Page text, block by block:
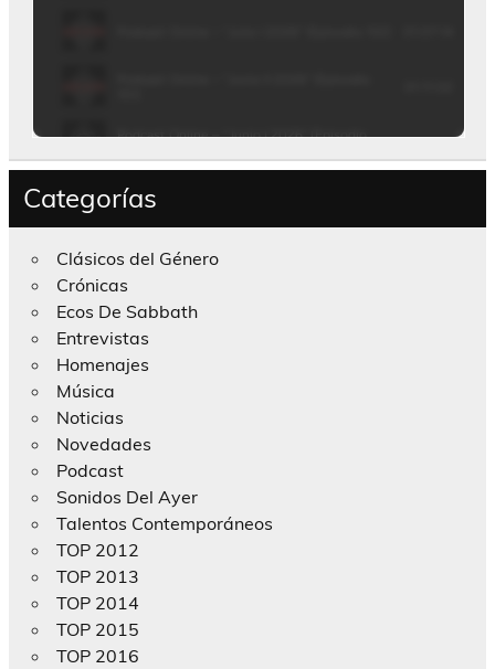
Categorías
Clásicos del Género
Crónicas
Ecos De Sabbath
Entrevistas
Homenajes
Música
Noticias
Novedades
Podcast
Sonidos Del Ayer
Talentos Contemporáneos
TOP 2012
TOP 2013
TOP 2014
TOP 2015
TOP 2016